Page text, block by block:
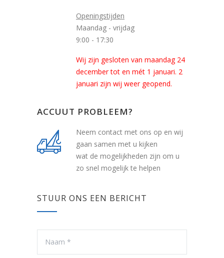
Openingstijden
Maandag - vrijdag
9:00 - 17:30
Wij zijn gesloten van maandag 24
december tot en mét 1 januari. 2
januari zijn wij weer geopend.
ACCUUT PROBLEEM?
Neem contact met ons op en wij
gaan samen met u kijken
wat de mogelijkheden zijn om u
zo snel mogelijk te helpen
STUUR ONS EEN BERICHT